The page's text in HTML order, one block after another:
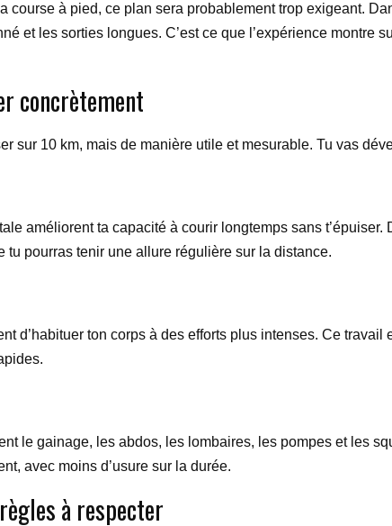
course à pied, ce plan sera probablement trop exigeant.
et les sorties longues. C’est ce que l’expérience montre
concrètement
sur 10 km, mais de manière utile et mesurable. Tu vas
améliorent ta capacité à courir longtemps sans
tu pourras tenir une allure régulière sur la distance.
d’habituer ton corps à des efforts plus intenses. Ce
le gainage, les abdos, les lombaires, les pompes et les
avec moins d’usure sur la durée.
à respecter